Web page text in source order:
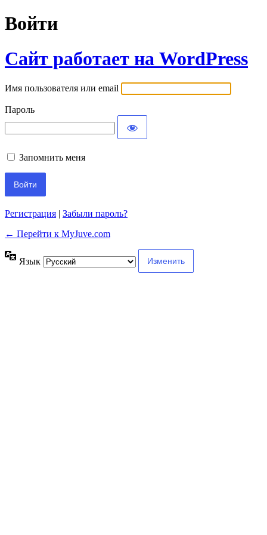
Войти
Сайт работает на WordPress
Имя пользователя или email
Пароль
Запомнить меня
Регистрация | Забыли пароль?
← Перейти к MyJuve.com
Язык